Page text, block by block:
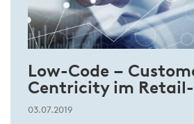
Low-Code –
Centricity im
03.07.2019